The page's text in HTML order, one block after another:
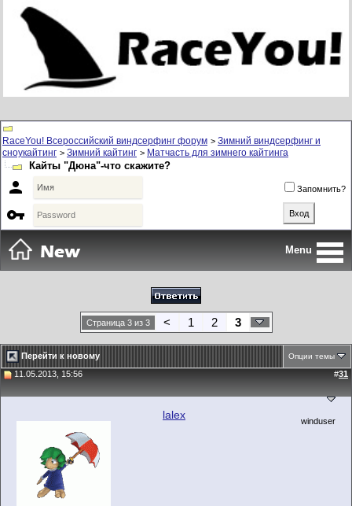
RaceYou! Всероссийский виндсерфинг форум > Зимний виндсерфинг и
сноукайтинг > Зимний кайтинг > Матчасть для зимнего кайтинга
Кайты "Дюна"-что скажите?
 Запомнить?

Menu
Страница 3 из 3 < 1 2 3
Перейти к новому Опции темы
11.05.2013, 15:56 #31
lalex winduser